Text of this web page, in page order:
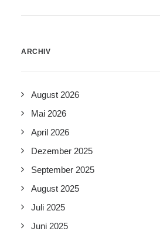
ARCHIV
August 2026
Mai 2026
April 2026
Dezember 2025
September 2025
August 2025
Juli 2025
Juni 2025